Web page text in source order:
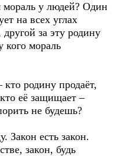
мораль у людей? Один
на всех углах
за эту родину
кого мораль
родину продаёт,
её защищает –
не будешь?
Закон есть закон.
закон, будь